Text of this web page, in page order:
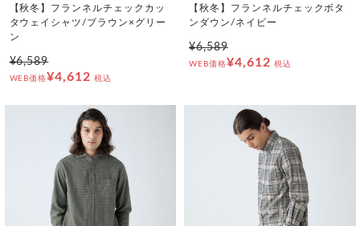
【秋冬】フランネルチェックカッ
タウェイシャツ/ブラウン×グリー
ン
¥6,589
WEB価格¥4,612 税込
【秋冬】フランネルチェックボタ
ンダウン/ネイビー
¥6,589
WEB価格¥4,612 税込